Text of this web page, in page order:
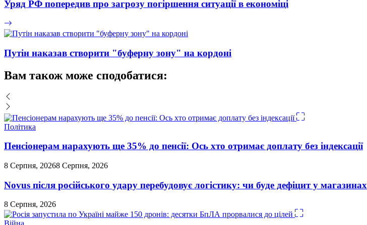
Уряд РФ попередив про загрозу погіршення ситуації в економіці
Путін наказав створити "буферну зону" на кордоні
Вам також може сподобатися:
Політика
Пенсіонерам нарахують ще 35% до пенсії: Ось хто отримає доплату без індексації
8 Серпня, 20268 Серпня, 2026
Novus після російського удару перебудовує логістику: чи буде дефіцит у магазинах
8 Серпня, 2026